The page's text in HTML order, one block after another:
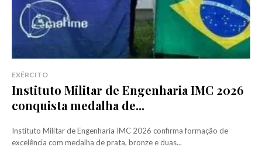
EXÉRCITO
Instituto Militar de Engenharia IMC 2026
conquista medalha de...
Instituto Militar de Engenharia IMC 2026 confirma formação de
excelência com medalha de prata, bronze e duas...